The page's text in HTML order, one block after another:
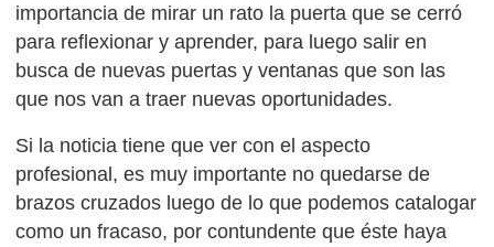
importancia de mirar un rato la puerta que se cerró
para reflexionar y aprender, para luego salir en
busca de nuevas puertas y ventanas que son las
que nos van a traer nuevas oportunidades.
Si la noticia tiene que ver con el aspecto
profesional, es muy importante no quedarse de
brazos cruzados luego de lo que podemos catalogar
como un fracaso, por contundente que éste haya